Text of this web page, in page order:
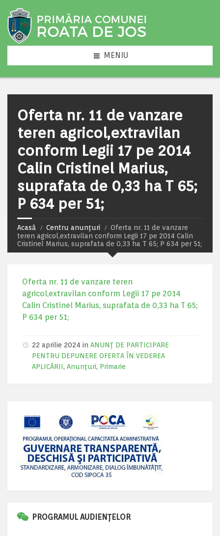
MENIU
Oferta nr. 11 de vanzare
teren agricol,extravilan
conform Legii 17 pe 2014
Calin Cristinel Marius,
suprafata de 0,33 ha T 65;
P 634 per 51;
Acasă Centru anunțuri
Oferta nr. 11 de vanzare
teren agricol,extravilan conform Legii 17 pe 2014 Calin
Cristinel Marius, suprafata de 0,33 ha T 65; P 634 per 51;
Oferta nr. 11 de vanzare teren
agricol,extravilan conform Legii 17 pe 2014
Calin Cristinel Marius, suprafata de 0,33 ha T 65;
P 634 per 51;
22 aprilie 2024 in ANUNȚ DE PARTICIPARE
PENTRU DEPUNERE OFERTA ÎN VEDEREA
APLICĂRII, Anunțuri, Primarie
PROGRAMUL AUDIENȚELOR